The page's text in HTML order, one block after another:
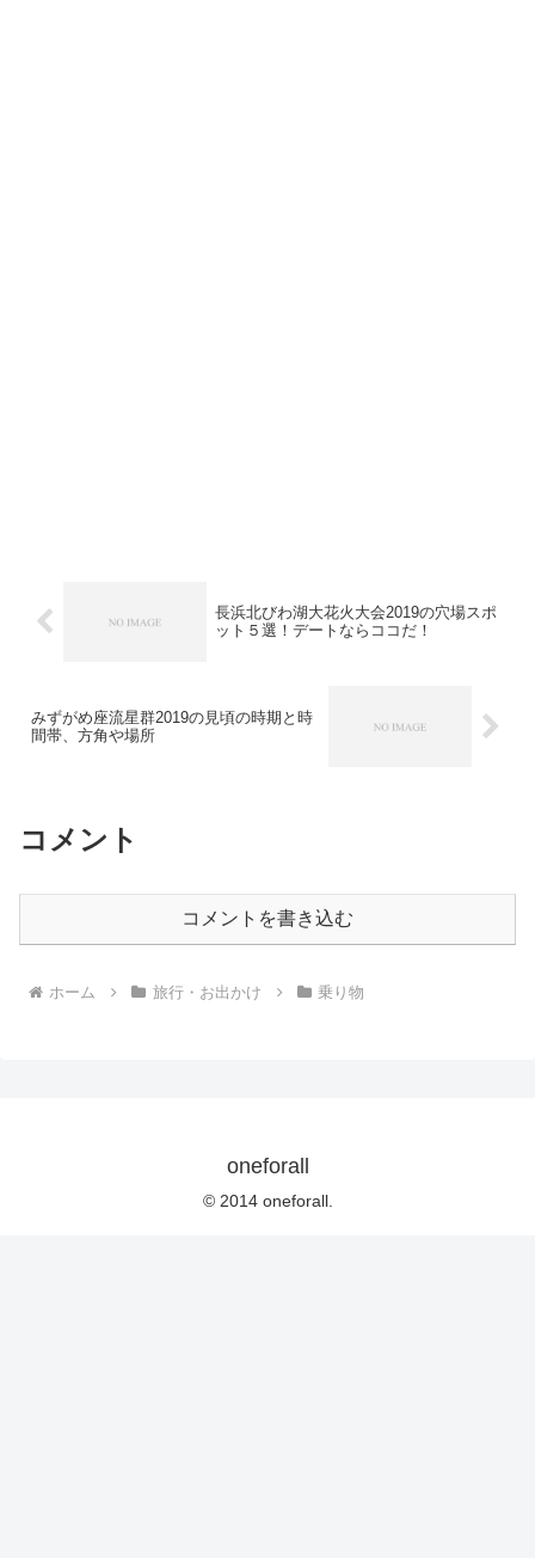
長浜北びわ湖大花火大会2019の穴場スポ
ット５選！デートならココだ！
みずがめ座流星群2019の見頃の時期と時
間帯、方角や場所
コメント
コメントを書き込む
ホーム 旅行・お出かけ 乗り物
oneforall
© 2014 oneforall.